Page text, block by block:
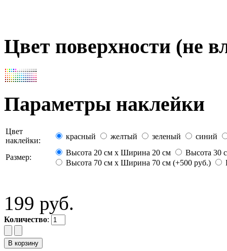
Цвет поверхности (не
Параметры наклейки
Цвет
наклейки:
красный желтый зеленый синий
Размер:
Высота 20 см х Ширина 20 см
Высота 30
Высота 70 см х Ширина 70 см (+500 руб.)
199 руб.
Количество: